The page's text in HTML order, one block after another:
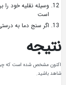
وسیله نقلیه خود
است
اگر سنج دما به
نتیجه
اکنون مشخص شده است که
شاهد باشید.